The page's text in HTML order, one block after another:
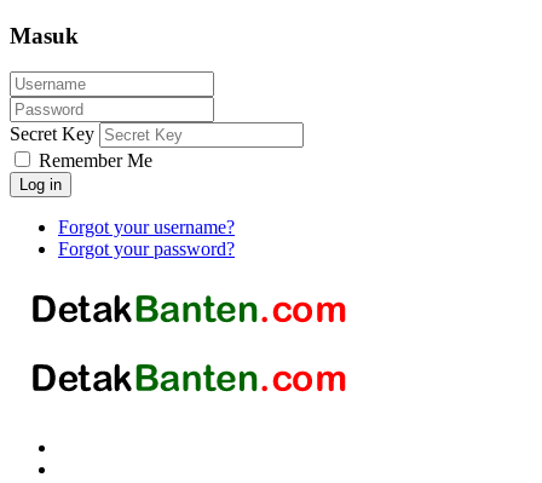
Masuk
Secret Key
Remember Me
Log in
Forgot your username?
Forgot your password?